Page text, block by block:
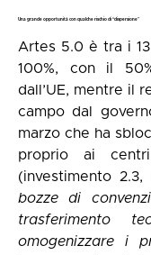
Una grande opportunità con qualche rischio di “dispersione”
Artes 5.0 è tra i
100%, con il
dall’UE, mentre il
campo dal
marzo che ha
proprio ai
(investimento 2.3,
bozze di
trasferimento
omogenizzare i